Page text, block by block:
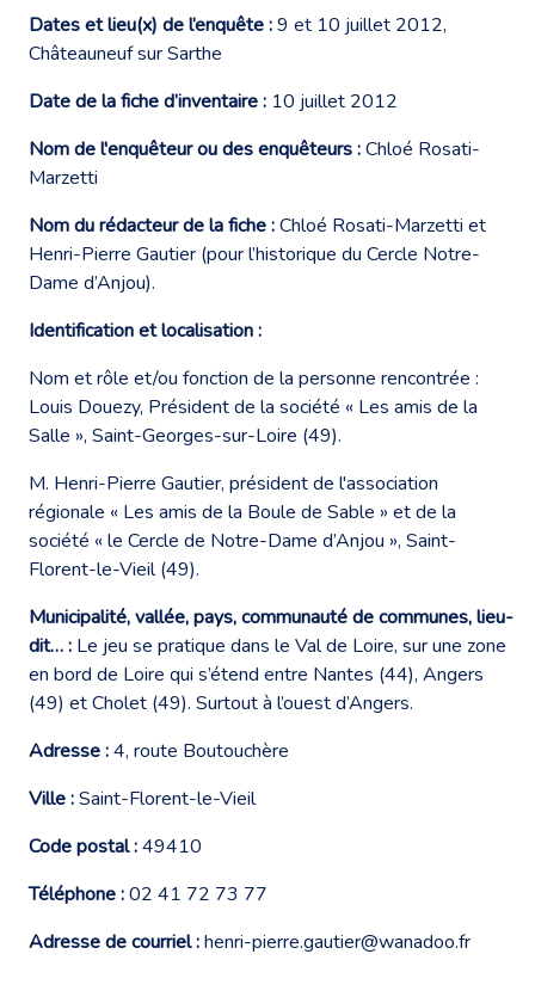
Dates et lieu(x) de l’enquête :9 et 10 juillet 2012,
Châteauneuf sur Sarthe
Date de la fiche d’inventaire : 10 juillet 2012
Nom de l'enquêteur ou des enquêteurs :Chloé Rosati-
Marzetti
Nom du rédacteur de la fiche :Chloé Rosati-Marzetti et
Henri-Pierre Gautier (pour l’historique du Cercle Notre-
Dame d’Anjou).
Identification et localisation :
Nom et rôle et/ou fonction de la personne rencontrée :
Louis Douezy, Président de la société « Les amis de la
Salle », Saint-Georges-sur-Loire (49).
M. Henri-Pierre Gautier, président de l'association
régionale « Les amis de la Boule de Sable » et de la
société « le Cercle de Notre-Dame d’Anjou », Saint-
Florent-le-Vieil (49).
Municipalité, vallée, pays, communauté de communes, lieu-
dit… : Le jeu se pratique dans le Val de Loire, sur une zone
en bord de Loire qui s’étend entre Nantes (44), Angers
(49) et Cholet (49). Surtout à l’ouest d’Angers.
Adresse :4, route Boutouchère
Ville :Saint-Florent-le-Vieil
Code postal :49410
Téléphone :02 41 72 73 77
Adresse de courriel :henri-pierre.gautier@wanadoo.fr